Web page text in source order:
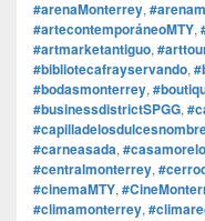
#arenaMonterrey,
#artecontemporáneoMTY,
#artmarketantiguo,
#bibliotecafrayservando,
#bodasmonterrey,
#businessdistrictSPGG,
#carneasada,
#centralmonterrey,
#cinemaMTY,
#climamonterrey,